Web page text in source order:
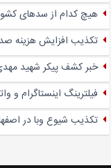
هیچ کدام از سدهای
تکذیب افزایش هزینه
خبر کشف پیکر شهید
فیلترینگ اینستاگرام و
تکذیب شیوع وبا در